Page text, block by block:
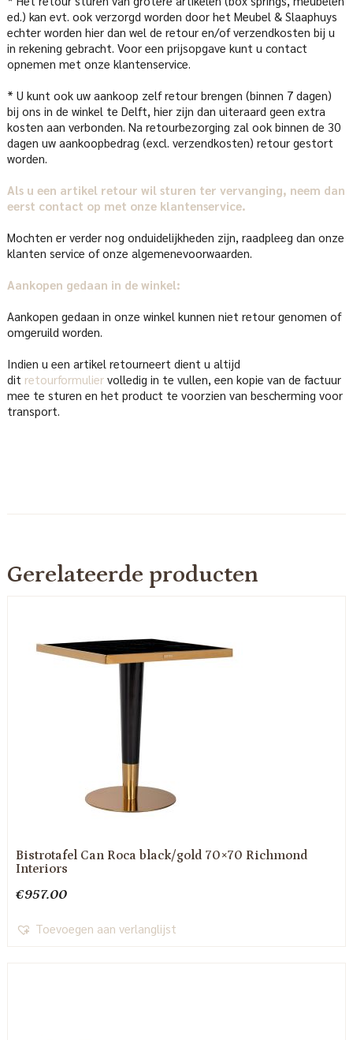
ed.) kan evt. ook verzorgd worden door het Meubel & Slaaphuys
echter worden hier dan wel de retour en/of verzendkosten bij u
in rekening gebracht. Voor een prijsopgave kunt u contact
opnemen met onze klantenservice.
* U kunt ook uw aankoop zelf retour brengen (binnen 7 dagen)
bij ons in de winkel te Delft, hier zijn dan uiteraard geen extra
kosten aan verbonden. Na retourbezorging zal ook binnen de 30
dagen uw aankoopbedrag (excl. verzendkosten) retour gestort
worden.
Als u een artikel retour wil sturen ter vervanging, neem dan
eerst contact op met onze klantenservice.
Mochten er verder nog onduidelijkheden zijn, raadpleeg dan onze
klanten service of onze algemenevoorwaarden.
Aankopen gedaan in de winkel:
Aankopen gedaan in onze winkel kunnen niet retour genomen of
omgeruild worden.
Indien u een artikel retourneert dient u altijd
dit retourformuliervolledig in te vullen, een kopie van de factuur
mee te sturen en het product te voorzien van bescherming voor
transport.
Gerelateerde producten
Bistrotafel Can Roca black/gold 70×70 Richmond
Interiors
€957.00
Toevoegen aan verlanglijst